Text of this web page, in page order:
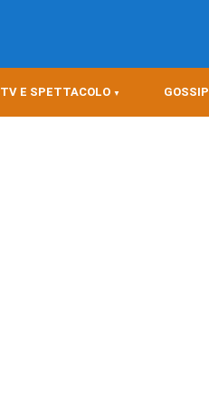
TV E SPETTACOLO GOSSIP